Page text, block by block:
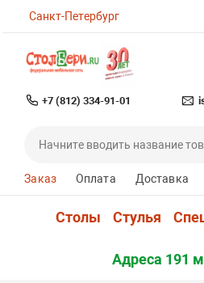
Санкт-Петербург
+7 (812) 334-91-01
Заказ Оплата Доставка
Столы Стулья
Адреса 191